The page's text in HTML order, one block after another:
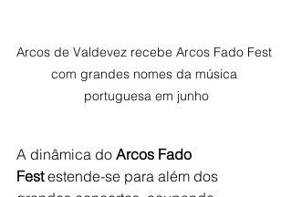
Arcos de Valdevez recebe Arcos Fado Fest
com grandes nomes da música
portuguesa em junho
A dinâmica do Arcos Fado
Fest estende-se para além dos